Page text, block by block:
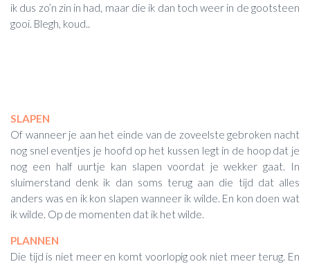
ik dus zo’n zin in had, maar die ik dan toch weer in de gootsteen
gooi. Blegh, koud..
SLAPEN
Of wanneer je aan het einde van de zoveelste gebroken nacht
nog snel eventjes je hoofd op het kussen legt in de hoop dat je
nog een half uurtje kan slapen voordat je wekker gaat. In
sluimerstand denk ik dan soms terug aan die tijd dat alles
anders was en ik kon slapen wanneer ik wilde. En kon doen wat
ik wilde. Op de momenten dat ik het wilde.
PLANNEN
Die tijd is niet meer en komt voorlopig ook niet meer terug. En